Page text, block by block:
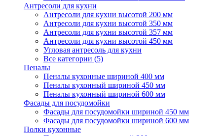
Антресоли для кухни
Антресоли для кухни высотой 200 мм
Антресоли для кухни высотой 350 мм
Антресоли для кухни высотой 357 мм
Антресоли для кухни высотой 450 мм
Угловая антресоль для кухни
Все категории (5)
Пеналы
Пеналы кухонные шириной 400 мм
Пеналы кухонный шириной 450 мм
Пеналы кухонный шириной 600 мм
Фасады для посудомойки
Фасады для посудомойки шириной 450 мм
Фасады для посудомойки шириной 600 мм
Полки кухонные